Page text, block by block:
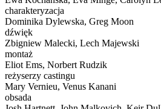
charakteryzacja
Dominika Dylewska, Greg Moon
dźwięk
Zbigniew Malecki, Lech Majewski
montaż
Eliot Ems, Norbert Rudzik
reżyserzy castingu
Mary Vernieu, Venus Kanani
obsada